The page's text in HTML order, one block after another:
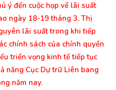
ý đến cuộc họp về lãi suất
ngày 18-19 tháng 3. Thị
lãi suất trong khi tiếp
chính sách của chính quyền
triển vọng kinh tế tiếp tục
năng Cục Dự trữ Liên bang
năm nay.